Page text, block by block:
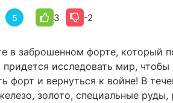
5 3 -2
в заброшенном форте, который
исследовать мир,
форт и вернуться к войне! В
золото, специальные руды,